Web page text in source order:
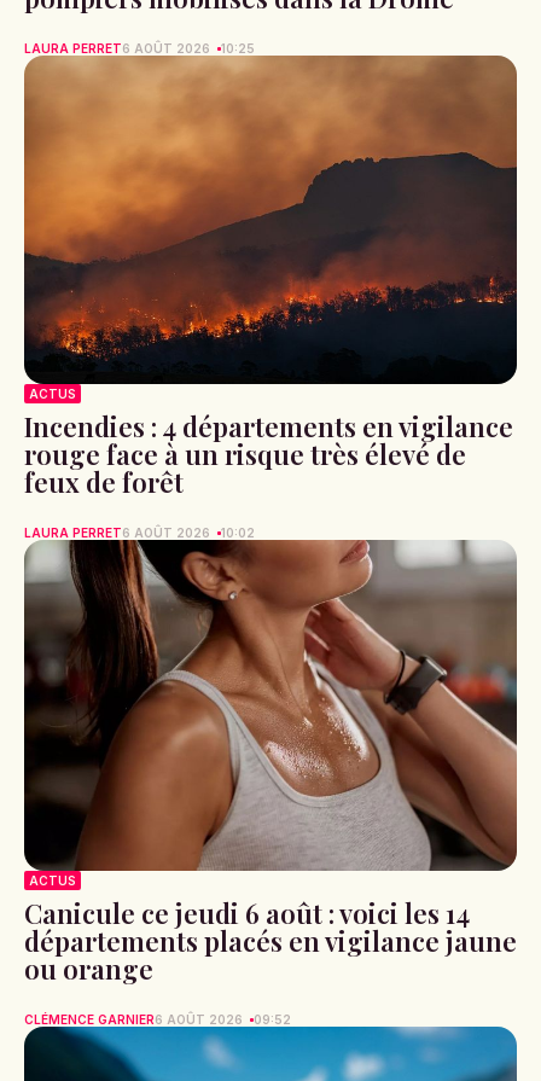
LAURA PERRET6 AOÛT 2026 10:25
ACTUS
Incendies : 4 départements en vigilance
rouge face à un risque très élevé de
feux de forêt
LAURA PERRET6 AOÛT 2026 10:02
ACTUS
Canicule ce jeudi 6 août : voici les 14
départements placés en vigilance jaune
ou orange
CLÉMENCE GARNIER6 AOÛT 2026 09:52